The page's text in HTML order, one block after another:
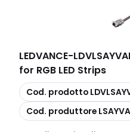
LEDVANCE-
for RGB LED Strips
copia
Cod. prodotto
copia
Cod. produttore